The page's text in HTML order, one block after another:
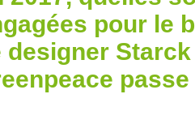
pour le
designer